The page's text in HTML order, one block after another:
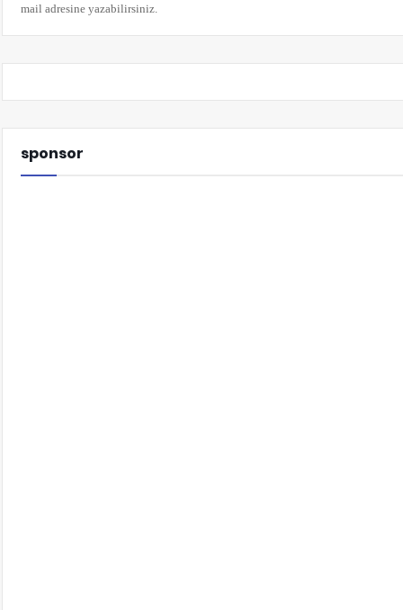
mail adresine yazabilirsiniz.
sponsor